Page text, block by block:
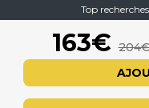
163€ 204€
Top recherches